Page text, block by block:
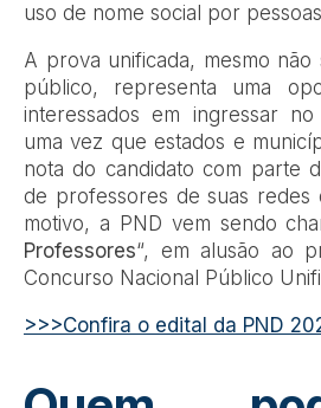
uso de nome social por
A prova unificada, mesmo
público, representa uma
interessados em ingressar
uma vez que estados e
nota do candidato com parte
de professores de suas redes
motivo, a PND vem sendo
Professores“, em alusão ao
Concurso Nacional Público
>>>Confira o edital da PND